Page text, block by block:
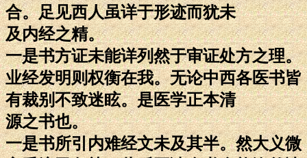
合。足见西人虽详于形迹而犹未
及内经之精。
一是书方证未能详列然于审证处方之理。
业经发明则权衡在我。无论中西各医书皆
有裁别不致迷眩。是医学正本清
源之书也。
一是书所引内难经文未及其半。然大义微